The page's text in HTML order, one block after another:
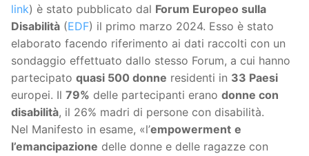
link) è stato pubblicato dal Forum Europeo sulla
Disabilità (EDF) il primo marzo 2024. Esso è stato
elaborato facendo riferimento ai dati raccolti con un
sondaggio effettuato dallo stesso Forum, a cui hanno
partecipato quasi 500 donne residenti in 33 Paesi
europei. Il 79% delle partecipanti erano donne con
disabilità, il 26% madri di persone con disabilità.
Nel Manifesto in esame, «l’empowerment e
l’emancipazione delle donne e delle ragazze con